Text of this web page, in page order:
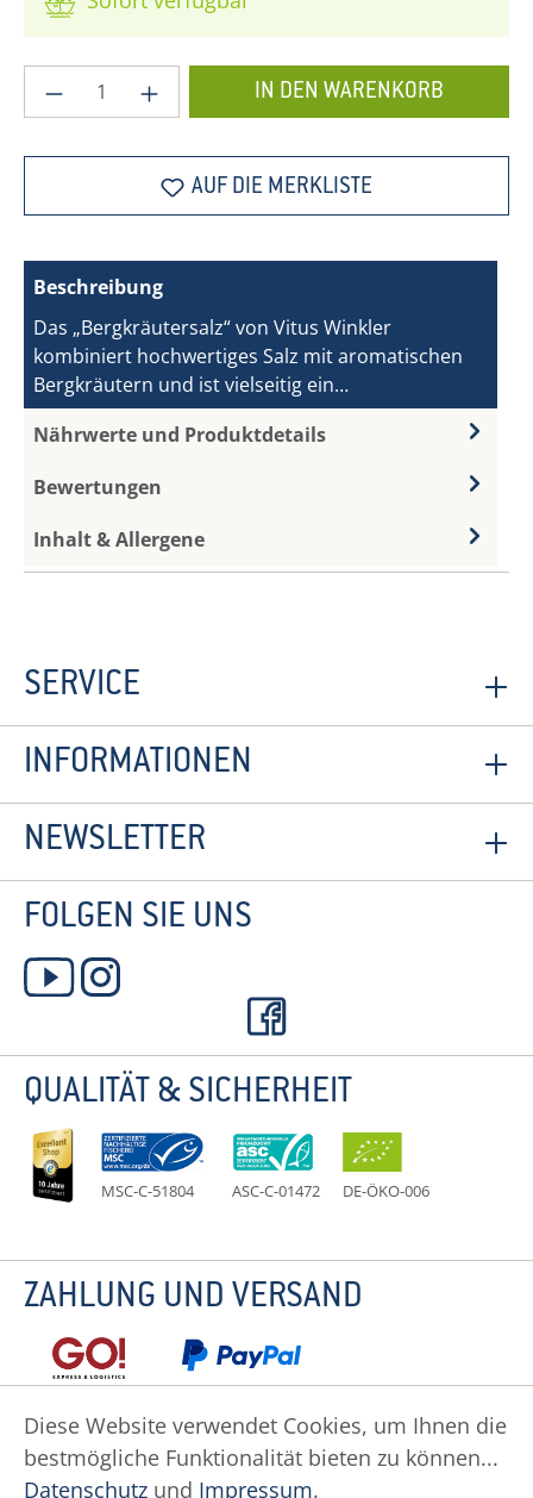
Produkt Anzahl: Gib den gewünschten
IN DEN WARENKORB
AUF DIE MERKLISTE
Beschreibung
Das „Bergkräutersalz“ von Vitus Winkler
kombiniert hochwertiges Salz mit aromatischen
Bergkräutern und ist vielseitig ein…
Nährwerte und Produktdetails
Bewertungen
Inhalt & Allergene
SERVICE
INFORMATIONEN
NEWSLETTER
FOLGEN SIE UNS
QUALITÄT & SICHERHEIT
MSC-C-51804 ASC-C-01472 DE-ÖKO-006
ZAHLUNG UND VERSAND
Datenschutz Impressum
Widerruf
Diese Website verwendet Cookies, um Ihnen die
bestmögliche Funktionalität bieten zu können...
Datenschutz und Impressum.